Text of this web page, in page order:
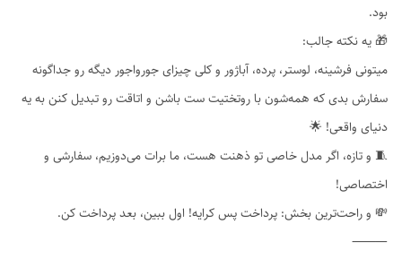
بود.
🎁 یه نکته جالب:
میتونی فرشینه، لوستر، پرده، آباژور و کلی چیزای جورواجور دیگه رو جداگونه
سفارش بدی که همه‌شون با روتختیت ست باشن و اتاقت رو تبدیل کنن به یه
دنیای واقعی! 🌟
🧵 و تازه، اگر مدل خاصی تو ذهنت هست، ما برات می‌دوزیم، سفارشی و
اختصاصی!
💸 و راحت‌ترین بخش: پرداخت پس کرایه! اول ببین، بعد پرداخت کن.
⸻